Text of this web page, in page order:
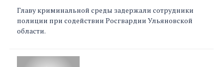
Главу криминальной среды задержали сотрудники
полиции при содействии Росгвардии Ульяновской
области.